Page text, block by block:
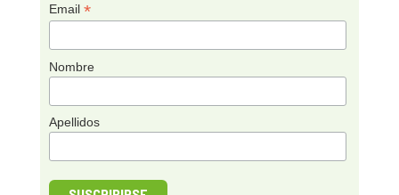
Email *
Nombre
Apellidos